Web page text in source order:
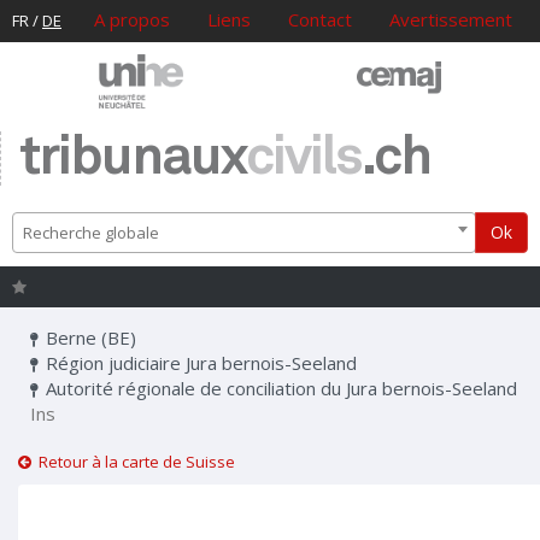
FR/DE A propos Liens Contact Avertissement
tribunauxcivils.ch
Recherche globale Ok
Berne (BE)
Région judiciaire Jura bernois-Seeland
Autorité régionale de conciliation du Jura bernois-Seeland
Ins
Retour à la carte de Suisse